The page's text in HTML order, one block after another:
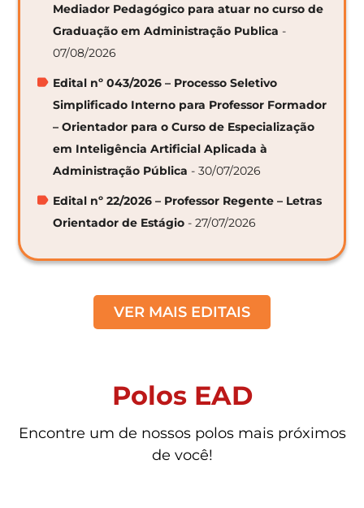
Mediador Pedagógico para atuar no curso de
Graduação em Administração Publica -
07/08/2026
Edital nº 043/2026 – Processo Seletivo
Simplificado Interno para Professor Formador
– Orientador para o Curso de Especialização
em Inteligência Artificial Aplicada à
Administração Pública - 30/07/2026
Edital nº 22/2026 – Professor Regente – Letras
Orientador de Estágio - 27/07/2026
VER MAIS EDITAIS
Polos EAD
Encontre um de nossos polos mais próximos
de você!